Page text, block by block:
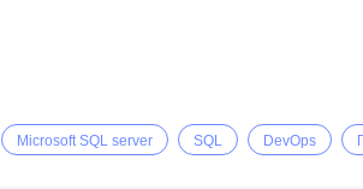
Microsoft SQL server SQL DevOps